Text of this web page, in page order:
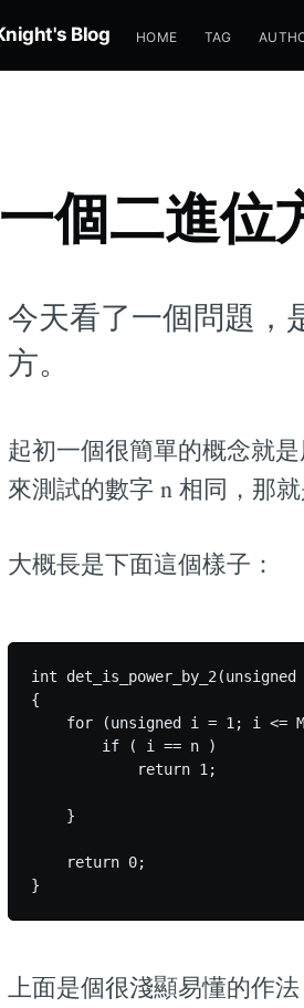
HOME TAG
一個二進位
今天看了一個問題，
方。
起初一個很簡單的概念就
來測試的數字 n 相同，那就
大概長是下面這個樣子：
int det_is_power_by_2(unsigned
{
for (unsigned i = 1; i <=
        if ( i == n )
            return 1;
    }
    return 0;
上面是個很淺顯易懂的作